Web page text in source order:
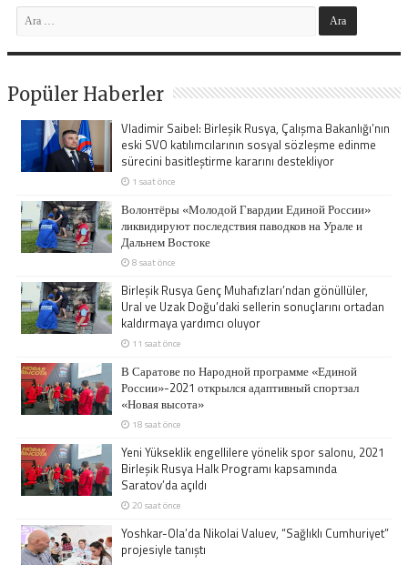
Popüler Haberler
Vladimir Saibel: Birleşik Rusya, Çalışma Bakanlığı’nın
eski SVO katılımcılarının sosyal sözleşme edinme
sürecini basitleştirme kararını destekliyor
1 saat önce
Волонтёры «Молодой Гвардии Единой России»
ликвидируют последствия паводков на Урале и
Дальнем Востоке
8 saat önce
Birleşik Rusya Genç Muhafızları’ndan gönüllüler,
Ural ve Uzak Doğu’daki sellerin sonuçlarını ortadan
kaldırmaya yardımcı oluyor
11 saat önce
В Саратове по Народной программе «Единой
России»-2021 открылся адаптивный спортзал
«Новая высота»
18 saat önce
Yeni Yükseklik engellilere yönelik spor salonu, 2021
Birleşik Rusya Halk Programı kapsamında
Saratov’da açıldı
20 saat önce
Yoshkar-Ola’da Nikolai Valuev, “Sağlıklı Cumhuriyet”
projesiyle tanıştı